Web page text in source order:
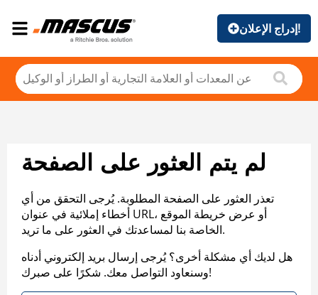
إدراج الإعلان!
لم يتم العثور على الصفحة
تعذر العثور على الصفحة المطلوبة. يُرجى التحقق من أي
أخطاء إملائية في عنوان URL، أو عرض خريطة الموقع
الخاصة بنا لمساعدتك في العثور على ما تريد.
هل لديك أي مشكلة أخرى؟ يُرجى إرسال بريد إلكتروني أدناه
وسنعاود التواصل معك. شكرًا على صبرك!